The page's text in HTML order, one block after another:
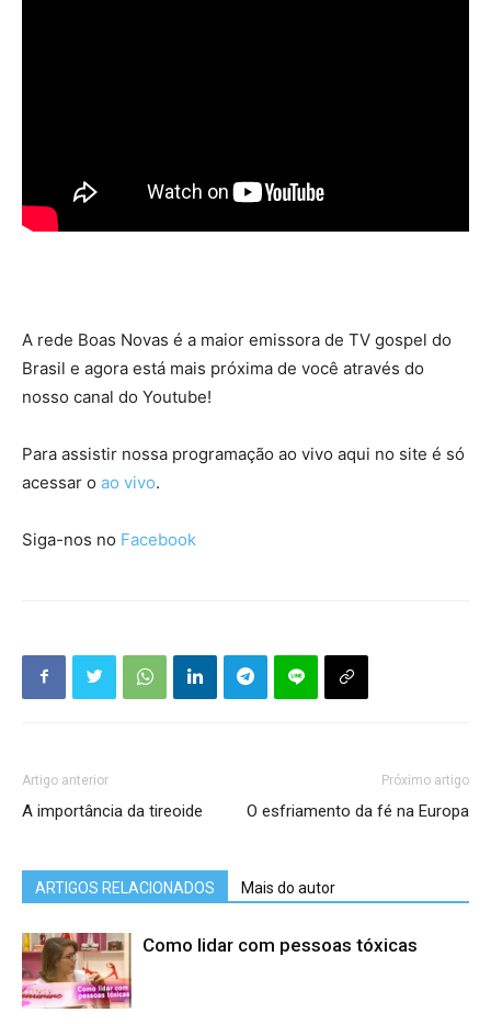
A rede Boas Novas é a maior emissora de TV gospel do
Brasil e agora está mais próxima de você através do
nosso canal do Youtube!
Para assistir nossa programação ao vivo aqui no site é só
acessar o ao vivo.
Siga-nos no Facebook
Artigo anterior
A importância da tireoide
Próximo artigo
O esfriamento da fé na Europa
ARTIGOS RELACIONADOS Mais do autor
Como lidar com pessoas tóxicas